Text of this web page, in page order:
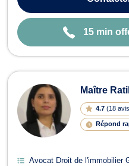
...
15 min
Maître
4.7 (18 avis
Répond
Avocat Droit de l'immobilier